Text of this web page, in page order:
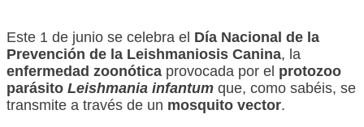
Este 1 de junio se celebra el Día Nacional de la
Prevención de la Leishmaniosis Canina, la
enfermedad zoonótica provocada por el protozoo
parásito Leishmania infantum que, como sabéis, se
transmite a través de un mosquito vector.